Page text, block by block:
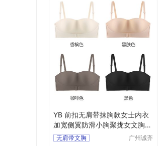
YB 前扣无肩带抹胸款女士内衣
加宽侧翼防滑小胸聚拢女文胸 D
YT1011
无肩带文胸
广州诚齐